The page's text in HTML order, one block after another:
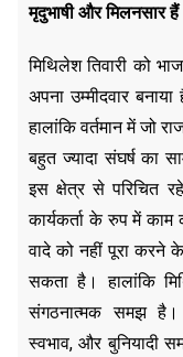
मृदुभाषी और मिलनसार हैं
मिथिलेश तिवारी को
अपना उम्मीदवार
हालांकि वर्तमान में जो
बहुत ज्यादा संघर्ष का
इस क्षेत्र से परिचित
कार्यकर्ता के रुप में
वादे को नहीं पूरा करने
सकता है। हालांकि
संगठनात्मक समझ है।
स्वभाव, और बुनियादी